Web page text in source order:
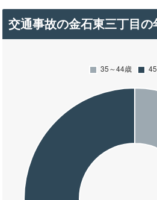
交通事故の金石東三丁目の